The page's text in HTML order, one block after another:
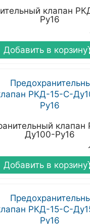
клапан
Ру16
Добавить в корзину
Ду100-Ру16
Добавить в корзину